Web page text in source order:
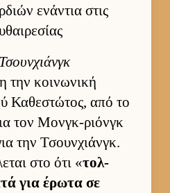
ενάντια στις
την κοι­νωνική
Καθεστώτος, από το
τον Μον­γκ-ριόνγκ
την Τσουν­χιάνγκ.
στο ότι «τολ­
για έρωτα σε